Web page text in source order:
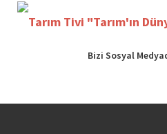
Bizi Sosyal